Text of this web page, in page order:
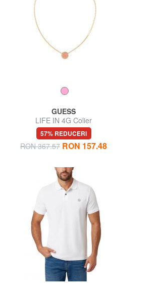
GUESS
LIFE IN 4G Colier
57% REDUCERI
RON 367.57 RON 157.48